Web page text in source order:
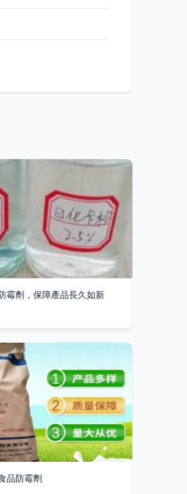
霉劑，保障產品長久如新
品防霉劑